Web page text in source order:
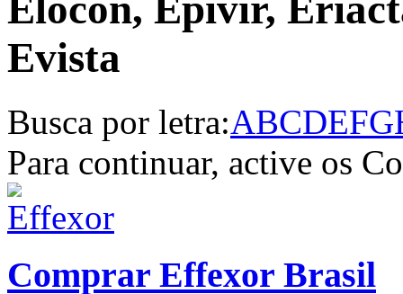
Evista
Busca por letra:ABCDEFG
Para continuar, active os
Comprar Effexor Brasil